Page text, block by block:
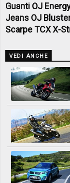
Guanti OJ
Jeans OJ
Scarpe TCX X-
VEDI ANCHE